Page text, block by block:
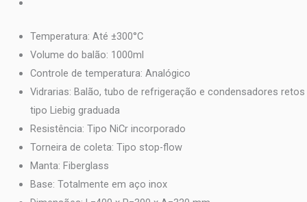
Temperatura: Até ±300°C
Volume do balão: 1000ml
Controle de temperatura: Analógico
Vidrarias: Balão, tubo de refrigeração e condensadores retos
tipo Liebig graduada
Resistência: Tipo NiCr incorporado
Torneira de coleta: Tipo stop-flow
Manta: Fiberglass
Base: Totalmente em aço inox